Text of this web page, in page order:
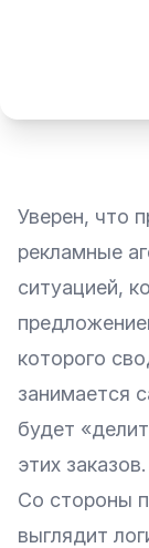
Уверен, что
рекламные
ситуацией,
которого
занимается
будет
этих заказов.
Со стороны
выглядит